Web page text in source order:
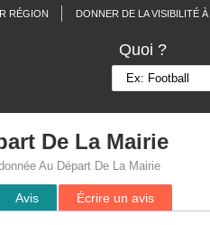
RÉGION DONNER DE LA VISIBILITÉ
Quoi ?
De La Mairie
Au Départ De La Mairie
Avis Écrire un avis